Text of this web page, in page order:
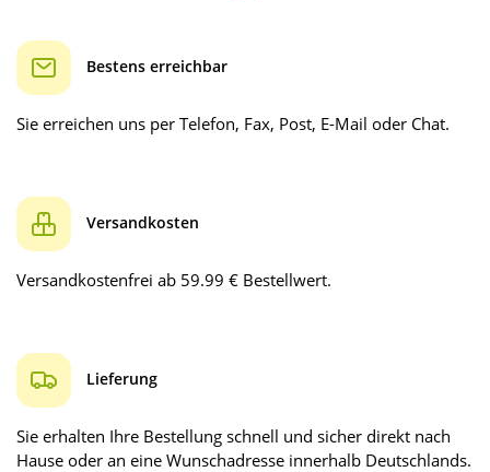
Bestens erreichbar
Sie erreichen uns per Telefon, Fax, Post, E-Mail oder Chat.
Versandkosten
Versandkostenfrei ab 59.99 € Bestellwert.
Lieferung
Sie erhalten Ihre Bestellung schnell und sicher direkt nach
Hause oder an eine Wunschadresse innerhalb Deutschlands.